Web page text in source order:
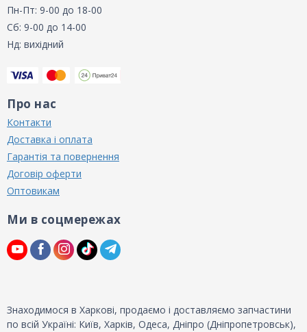
Пн-Пт: 9-00 до 18-00
Сб: 9-00 до 14-00
Нд: вихідний
Про нас
Контакти
Доставка і оплата
Гарантія та повернення
Договір оферти
Оптовикам
Ми в соцмережах
Знаходимося в Харкові, продаємо і доставляємо запчастини
по всій Україні: Київ, Харків, Одеса, Дніпро (Дніпропетровськ),